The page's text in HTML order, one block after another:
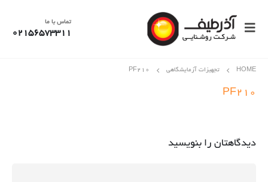
تماس با ما
02156573311
HOME تجهیزات آزمایشگاهی PF۲۱۰
PF210
دیدگاهتان را بنویسید